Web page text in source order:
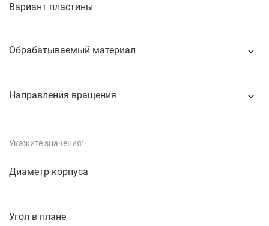
Вариант пластины
Обрабатываемый материал
Направления вращения
Укажите значения:
Диаметр корпуса
Угол в плане